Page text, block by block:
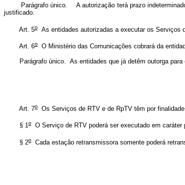
Parágrafo único. A autorização terá prazo indeterminado e
justificado.
Art. 5o As entidades autorizadas a executar os Serviços
Art. 6o O Ministério das Comunicações cobrará da
Parágrafo único. As entidades que já detêm outorga para
Art. 7o Os Serviços de RTV e de RpTV têm por
§ 1o O Serviço de RTV poderá ser executado em caráter
§ 2o Cada estação retransmissora somente poderá